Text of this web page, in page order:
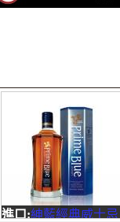
進口:紳藍經典威士忌